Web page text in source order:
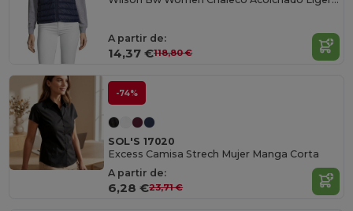
A partir de:
14,37 €118,80 €
-74%
SOL'S 17020
Excess Camisa Strech Mujer Manga Corta
A partir de:
6,28 €23,71 €